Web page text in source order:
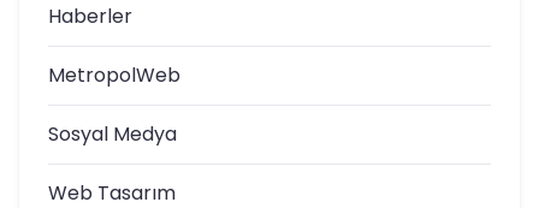
Haberler
MetropolWeb
Sosyal Medya
Web Tasarım